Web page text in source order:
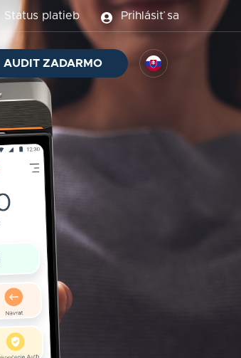
Prihlásiť sa
Status platieb
AUDIT ZADARMO